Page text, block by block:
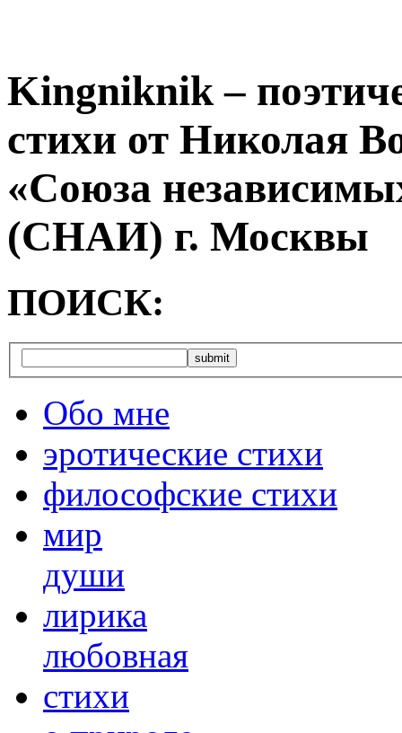
Kingniknik –
стихи от Николая
«Союза
(СНАИ) г. Москвы
ПОИСК:
Обо мне
эротические стихи
философские стихи
мир
души
лирика
любовная
cтихи